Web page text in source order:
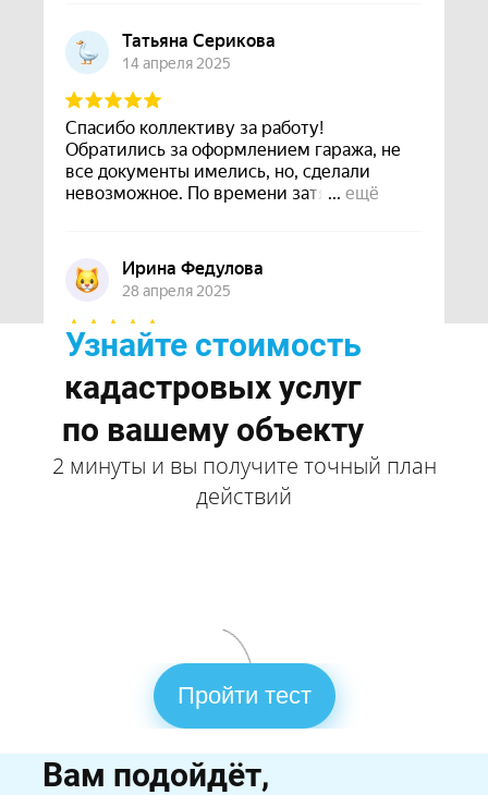
КЦ «Земля» на карте Новокузнецка — Яндекс Карты
Узнайте стоимость
кадастровых услуг
по вашему объекту
2 минуты и вы получите точный план
действий
Пройти тест
Вам подойдёт,